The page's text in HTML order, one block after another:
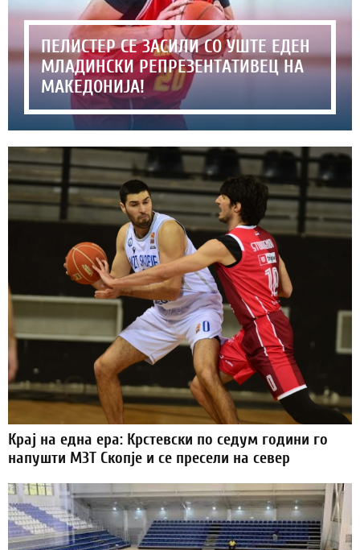
ПЕЛИСТЕР СЕ ЗАСИЛИ СО УШТЕ ЕДЕН
МЛАДИНСКИ РЕПРЕЗЕНТАТИВЕЦ НА
МАКЕДОНИЈА!
Крај на една ера: Крстевски по седум години го
напушти МЗТ Скопје и се пресели на север